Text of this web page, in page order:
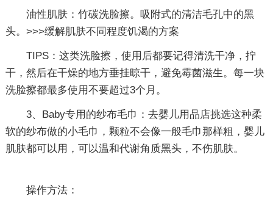
油性肌肤：竹碳洗脸擦。吸附式的清洁毛孔中的黑
头。>>>缓解肌肤不同程度饥渴的方案
TIPS：这类洗脸擦，使用后都要记得清洗干净，拧
干，然后在干燥的地方垂挂晾干，避免霉菌滋生。每一块
洗脸擦都最多使用不要超过3个月。
3、Baby专用的纱布毛巾：去婴儿用品店挑选这种柔
软的纱布做的小毛巾，颗粒不会像一般毛巾那样粗，婴儿
肌肤都可以用，可以温和代谢角质黑头，不伤肌肤。
操作方法：